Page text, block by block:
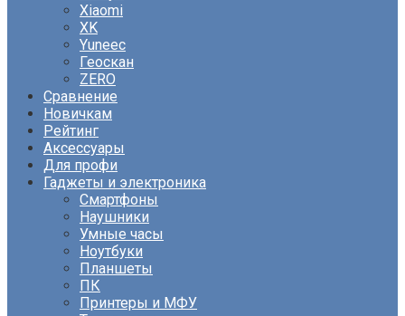
Xiaomi
XK
Yuneec
Геоскан
ZERO
Сравнение
Новичкам
Рейтинг
Аксессуары
Для профи
Гаджеты и электроника
Смартфоны
Наушники
Умные часы
Ноутбуки
Планшеты
ПК
Принтеры и МФУ